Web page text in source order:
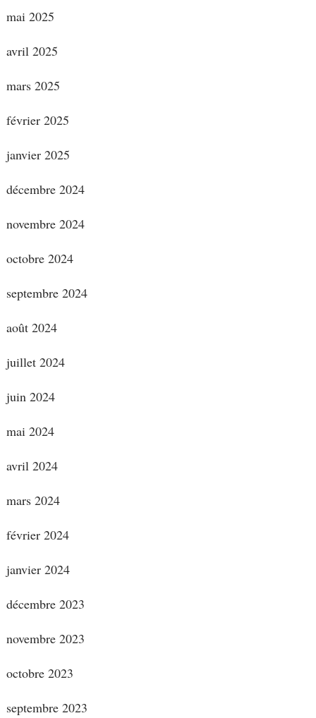
mai 2025
avril 2025
mars 2025
février 2025
janvier 2025
décembre 2024
novembre 2024
octobre 2024
septembre 2024
août 2024
juillet 2024
juin 2024
mai 2024
avril 2024
mars 2024
février 2024
janvier 2024
décembre 2023
novembre 2023
octobre 2023
septembre 2023